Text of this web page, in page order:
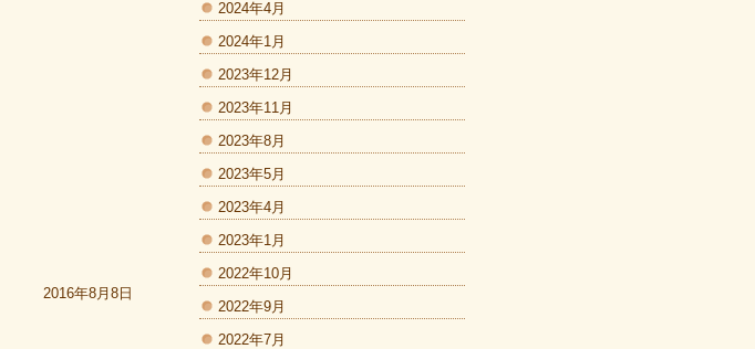
2016年8月8日
2024年4月
2024年1月
2023年12月
2023年11月
2023年8月
2023年5月
2023年4月
2023年1月
2022年10月
2022年9月
2022年7月